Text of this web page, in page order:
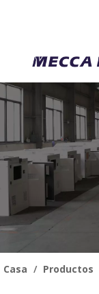
Casa / Productos